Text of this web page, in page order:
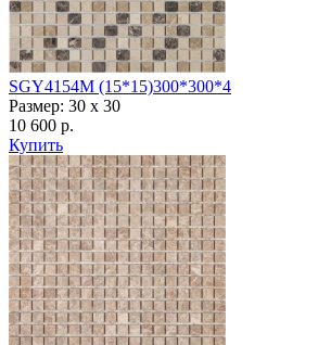
SGY4154М (15*15)300*300*4
Размер: 30 x 30
10 600 р.
Купить